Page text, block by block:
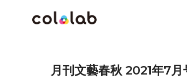
月刊文藝春秋 2021年7